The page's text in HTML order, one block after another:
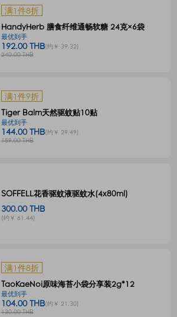
满1件8折
HandyHerb 膳食纤维通畅软糖 24克×6袋
最优到手
192.00 THB(约￥ 39.32)
240.00 THB
满1件9折
Tiger Balm天然驱蚊贴10贴
最优到手
144.00 THB(约￥ 29.49)
159.00 THB
SOFFELL花香驱蚊液驱蚊水(4x80ml)
300.00 THB
(约￥ 61.44)
满1件8折
TaoKaeNoi原味海苔小袋分享装2g*12
最优到手
104.00 THB(约￥ 21.30)
130.00 THB